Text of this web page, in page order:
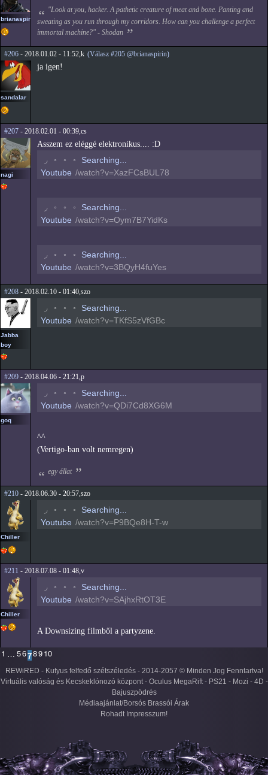
brianaspirin
"Look at you, hacker. A pathetic creature of meat and bone. Panting and
sweating as you run through my corridors. How can you challenge a perfect
immortal machine?" - Shodan
#206 - 2018.01.02 - 11:52,k (Válasz #205 @brianaspirin)
sandalar
ja igen!
#207 - 2018.02.01 - 00:39,cs
nagi
Asszem ez eléggé elektronikus.... :D
◟ ◦ ◦ ◦
Searching...
Youtube /watch?v=XazFCsBUL78
◟ ◦ ◦ ◦
Searching...
Youtube /watch?v=Oym7B7YidKs
◟ ◦ ◦ ◦
Searching...
Youtube /watch?v=3BQyH4fuYes
#208 - 2018.02.10 - 01:40,szo
Jabba
boy
◟ ◦ ◦ ◦
Searching...
Youtube /watch?v=TKfS5zVfGBc
#209 - 2018.04.06 - 21:21,p
goq
◟ ◦ ◦ ◦
Searching...
Youtube /watch?v=QDi7Cd8XG6M
^^
(Vertigo-ban volt nemregen)
egy állat
#210 - 2018.06.30 - 20:57,szo
Chiller
◟ ◦ ◦ ◦
Searching...
Youtube /watch?v=P9BQe8H-T-w
#211 - 2018.07.08 - 01:48,v
Chiller
◟ ◦ ◦ ◦
Searching...
Youtube /watch?v=SAjhxRtOT3E
A Downsizing filmből a partyzene.
1 … 5678910
REWiRED - Kutyus felfedő szétszéledés - 2014-2057 © Minden Jog Fenntartva!
Virtuális valóság és Kecskeklónozó központ - Oculus MegaRift - PS21 - Mozi - 4D -
Bajuszpödrés
Médiaajánlat/Borsós Brassói Árak
Rohadt Impresszum!